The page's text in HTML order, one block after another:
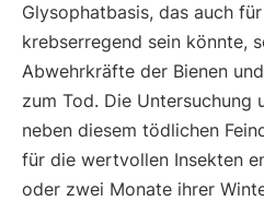
Glysophatbasis, das auch
krebserregend sein könnte,
Abwehrkräfte der Bienen
zum Tod. Die Untersuchung
neben diesem tödlichen
für die wertvollen Insekten
oder zwei Monate ihrer